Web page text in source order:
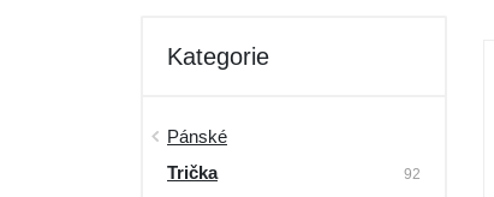
Dárkové poukazy
Kategorie
Pánské
Trička
92